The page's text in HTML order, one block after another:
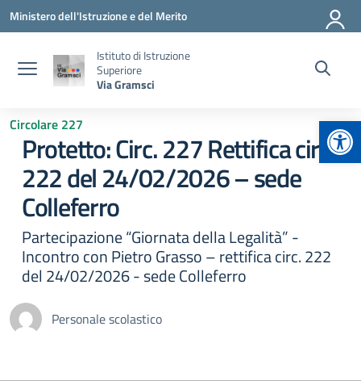
Vai ai contenuti
Vai al menu di navigazione
Vai al footer
Ministero dell'Istruzione e del Merito
Istituto di Istruzione
Superiore
Via Gramsci
Circolare 227
Protetto: Circ. 227 Rettifica circ.
222 del 24/02/2026 – sede
Colleferro
Partecipazione “Giornata della Legalità” -
Incontro con Pietro Grasso – rettifica circ. 222
del 24/02/2026 - sede Colleferro
Personale scolastico